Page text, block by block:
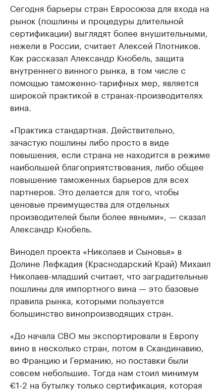
Сегодня барьеры стран Евросоюза для входа на
рынок (пошлины и процедуры длительной
сертификации) выглядят более внушительными,
нежели в России, считает Алексей Плотников.
Как рассказал Александр Кнобель, защита
внутреннего винного рынка, в том числе с
помощью таможенно-тарифных мер, является
широкой практикой в странах-производителях
вина.
«Практика стандартная. Действительно,
зачастую пошлины либо просто в виде
повышения, если страна не находится в режиме
наибольшей благоприятствования, либо общее
повышение таможенных барьеров для всех
партнеров. Это делается для того, чтобы
ценовые преимущества для отдельных
производителей были более явными», — сказал
Александр Кнобель.
Винодел проекта «Николаев и Сыновья» в
Долине Лефкадия (Краснодарский Край) Михаил
Николаев-младший считает, что заградительные
пошлины для импортного вина — это базовые
правила рынка, которыми пользуется
большинство винопроизводящих стран.
«До начала СВО мы экспортировали в Европу
вино в несколько стран, потом в Скандинавию,
во Францию и Германию, но поставки были
совсем небольшие. Тогда нам стоил минимум
€1-2 на бутылку только сертификация, которая